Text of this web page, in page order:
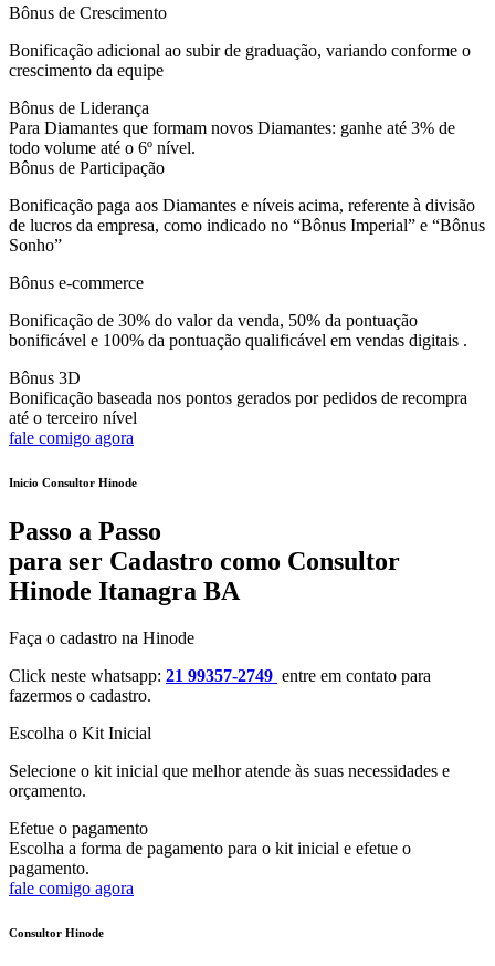
Bônus de Crescimento
Bonificação adicional ao subir de graduação, variando conforme o
crescimento da equipe
Bônus de Liderança
Para Diamantes que formam novos Diamantes: ganhe até 3% de
todo volume até o 6º nível.
Bônus de Participação
Bonificação paga aos Diamantes e níveis acima, referente à divisão
de lucros da empresa, como indicado no “Bônus Imperial” e “Bônus
Sonho”
Bônus e-commerce
Bonificação de 30% do valor da venda, 50% da pontuação
bonificável e 100% da pontuação qualificável em vendas digitais .
Bônus 3D
Bonificação baseada nos pontos gerados por pedidos de recompra
até o terceiro nível
fale comigo agora
Inicio Consultor Hinode
Passo a Passo
para ser Cadastro como Consultor
Hinode Itanagra BA
Faça o cadastro na Hinode
Click neste whatsapp: 21 99357-2749 entre em contato para
fazermos o cadastro.
Escolha o Kit Inicial
Selecione o kit inicial que melhor atende às suas necessidades e
orçamento.
Efetue o pagamento
Escolha a forma de pagamento para o kit inicial e efetue o
pagamento.
fale comigo agora
Consultor Hinode